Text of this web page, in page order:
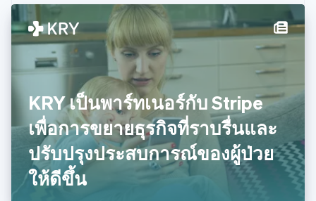
KRY เป็นพาร์ทเนอร์กับ Stripe
เพื่อการขยายธุรกิจที่ราบรื่นและ
ปรับปรุงประสบการณ์ของผู้ป่วย
ให้ดีขึ้น
ไทย
ไทย English
นอร์เวย์
English
นิวซีแลนด์
เนเธอร์แลนด์
NederlandsEnglish
บราซิล
Português English
บัลแกเรีย
English
เบลเยียม